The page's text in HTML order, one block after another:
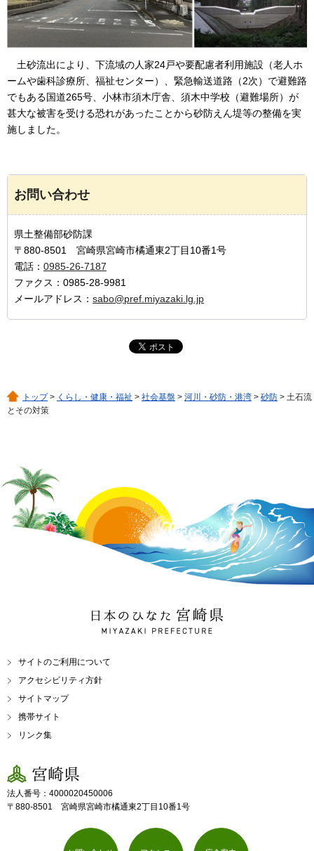
土砂流出により、下流域の人家24戸や要配慮者利用施設（老人ホ
ームや歯科診療所、福祉センター）、緊急輸送道路（2次）で避難路
でもある国道265号、小林市須木庁舎、須木中学校（避難場所）が
甚大な被害を受ける恐れがあったことから砂防えん堤等の整備を実
施しました。
お問い合わせ
県土整備部砂防課
〒880-8501 宮崎県宮崎市橘通東2丁目10番1号
電話： 0985-26-7187
ファクス：0985-28-9981
メールアドレス： sabo@pref.miyazaki.lg.jp
トップ> くらし・健康・福祉 > 社会基盤 > 河川・砂防・港湾 > 砂防 > 土石流
とその対策
日本のひなた 宮崎県
MIYAZAKI PREFECTURE
サイトのご利用について
アクセシビリティ方針
サイトマップ
携帯サイト
リンク集
宮崎県
法人番号：4000020450006
〒880-8501 宮崎県宮崎市橘通東2丁目10番1号